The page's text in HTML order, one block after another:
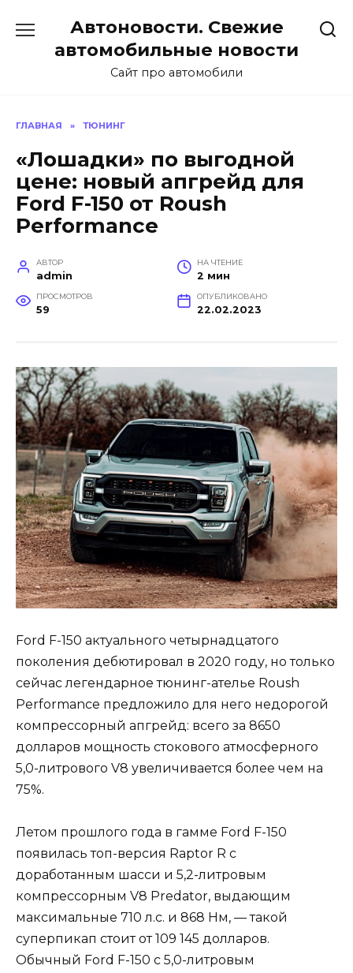
содержанию
Автоновости. Свежие
автомобильные новости
Сайт про автомобили
ГЛАВНАЯ » ТЮНИНГ
«Лошадки» по выгодной
цене: новый апгрейд для
Ford F-150 от Roush
Performance
АВТОР
admin
НА ЧТЕНИЕ
2 мин
ПРОСМОТРОВ
59
ОПУБЛИКОВАНО
22.02.2023
Ford F-150 актуального четырнадцатого
поколения дебютировал в 2020 году, но только
сейчас легендарное тюнинг-ателье Roush
Performance предложило для него недорогой
компрессорный апгрейд: всего за 8650
долларов мощность стокового атмосферного
5,0-литрового V8 увеличивается более чем на
75%.
Летом прошлого года в гамме Ford F-150
появилась топ-версия Raptor R с
доработанным шасси и 5,2-литровым
компрессорным V8 Predator, выдающим
максимальные 710 л.с. и 868 Нм, — такой
суперпикап стоит от 109 145 долларов.
Обычный Ford F-150 с 5,0-литровым